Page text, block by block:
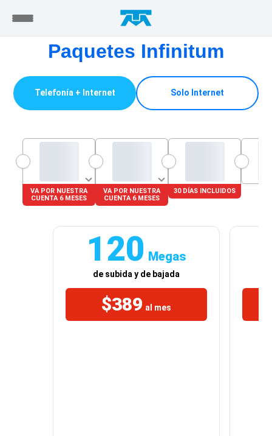
Paquetes Infinitum
Telefonía + Internet Solo Internet
VA POR NUESTRA
CUENTA 6 MESES
VA POR NUESTRA
CUENTA 6 MESES
30 DÍAS INCLUIDOS
120 Megas
de subida y de bajada
$389 al mes